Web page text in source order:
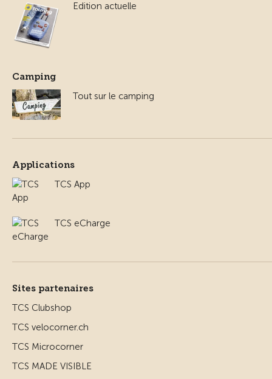
Edition actuelle
Camping
Tout sur le camping
Applications
TCS App
TCS eCharge
Sites partenaires
TCS Clubshop
TCS velocorner.ch
TCS Microcorner
TCS MADE VISIBLE